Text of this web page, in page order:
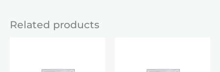
Related products